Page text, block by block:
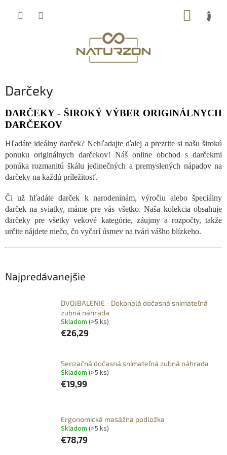
Darčeky
DARČEKY - ŠIROKÝ VÝBER ORIGINÁLNYCH
DARČEKOV
Hľadáte ideálny darček? Nehľadajte ďalej a prezrite si našu širokú
ponuku originálnych darčekov! Náš online obchod s darčekmi
ponúka rozmanitú škálu jedinečných a premyslených nápadov na
darčeky na každú príležitosť.
Či už hľadáte darček k narodeninám, výročiu alebo špeciálny
darček na sviatky, máme pre vás všetko. Naša kolekcia obsahuje
darčeky pre všetky vekové kategórie, záujmy a rozpočty, takže
určite nájdete niečo, čo vyčarí úsmev na tvári vášho blízkeho.
Najpredávanejšie
DVOJBALENIE - Dokonalá dočasná snímateľná
zubná náhrada
Skladom (>5 ks)
€26,29
Senzačná dočasná snímateľná zubná náhrada
Skladom (>5 ks)
€19,99
Ergonomická masážna podložka
Skladom (>5 ks)
€78,79